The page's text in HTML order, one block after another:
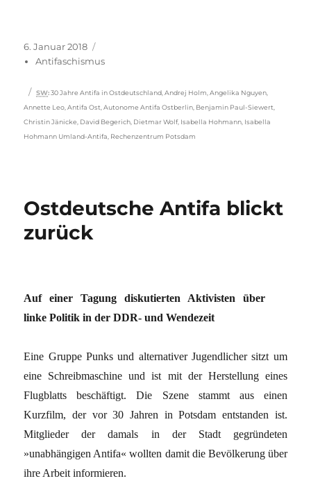
Veröffentlicht
am
6. Januar 2018
Antifaschismus
Schlagwörter
SW: 30 Jahre Antifa in Ostdeutschland ,Andrej Holm ,Angelika Nguyen
Annette Leo ,Antifa Ost ,Autonome Antifa Ostberlin Benjamin Paul-Siewert
Christin Jänicke David Begerich Dietmar Wolf, Isabella Hohmann Isabella
Hohmann Umland-Antifa Rechenzentrum Potsdam
Ostdeutsche Antifa blickt
zurück
Auf einer Tagung diskutierten Aktivisten über
linke Politik in der DDR- und Wendezeit
Eine Gruppe Punks und alternativer Jugendlicher sitzt um
eine Schreibmaschine und ist mit der Herstellung eines
Flugblatts beschäftigt. Die Szene stammt aus einen
Kurzfilm, der vor 30 Jahren in Potsdam entstanden ist.
Mitglieder der damals in der Stadt gegründeten
»unabhängigen Antifa« wollten damit die Bevölkerung über
ihre Arbeit informieren.